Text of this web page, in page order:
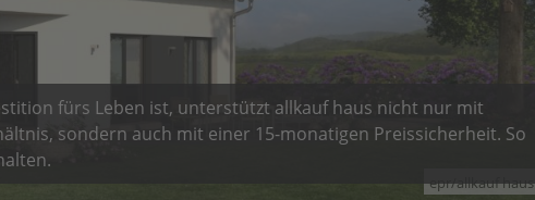
epr/allkauf haus
fürs Leben ist, unterstützt allkauf haus nicht nur mit
sondern auch mit einer 15-monatigen Preissicherheit. So